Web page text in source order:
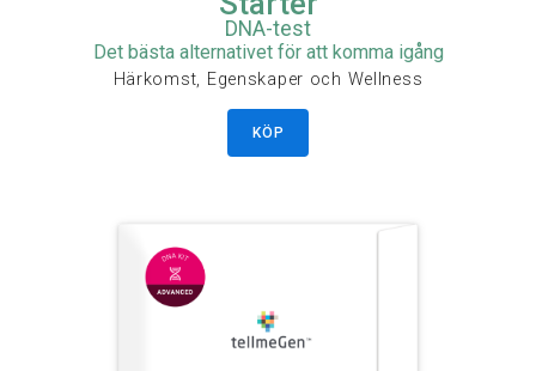
DNA-test
Det bästa alternativet för att komma igång
Härkomst, Egenskaper och Wellness
KÖP